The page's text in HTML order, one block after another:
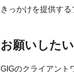
きっかけを提供す
お願いした
GIGのクライアント